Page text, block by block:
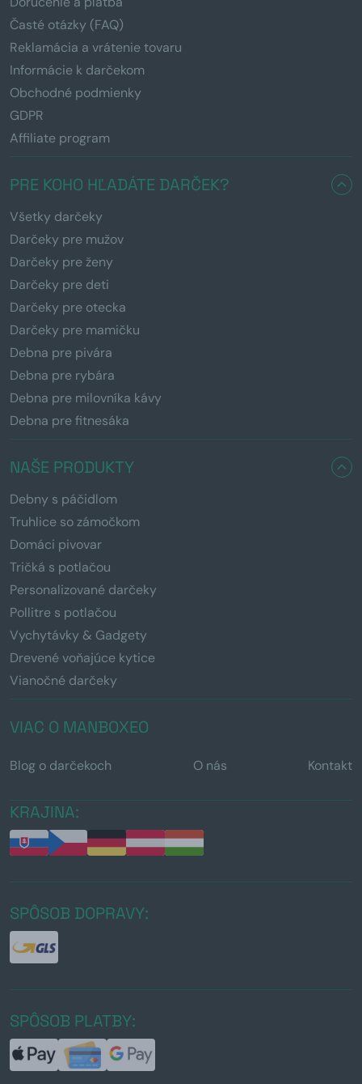
Časté otázky (FAQ)
Reklamácia a vrátenie tovaru
Informácie k darčekom
Obchodné podmienky
GDPR
Affiliate program
PRE KOHO HĽADÁTE DARČEK?
Všetky darčeky
Darčeky pre mužov
Darčeky pre ženy
Darčeky pre deti
Darčeky pre otecka
Darčeky pre mamičku
Debna pre pivára
Debna pre rybára
Debna pre milovníka kávy
Debna pre fitnesáka
NAŠE PRODUKTY
Debny s páčidlom
Truhlice so zámočkom
Domáci pivovar
Tričká s potlačou
Personalizované darčeky
Pollitre s potlačou
Vychytávky & Gadgety
Drevené voňajúce kytice
Vianočné darčeky
VIAC O MANBOXEO
Blog o darčekoch O nás Kontakt
KRAJINA:
SPÔSOB DOPRAVY:
SPÔSOB PLATBY: